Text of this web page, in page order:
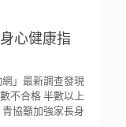
心健康指
」最新調查發現
不合格 半數以上
協籲加強家長身